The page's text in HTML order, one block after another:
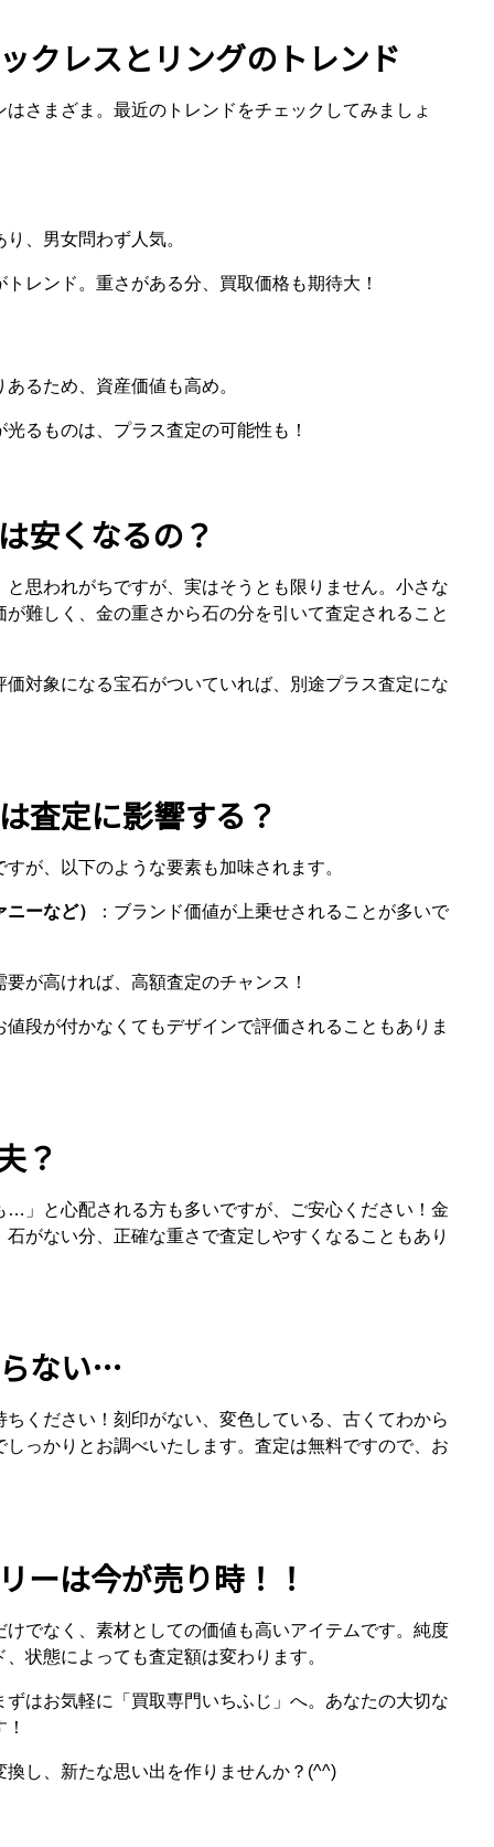
クレスとリングのトレンド
さまざま。最近のトレンドをチェックしてみましょ
、男女問わず人気。
レンド。重さがある分、買取価格も期待大！
るため、資産価値も高め。
るものは、プラス査定の可能性も！
安くなるの？
思われがちですが、実はそうとも限りません。小さな
難しく、金の重さから石の分を引いて査定されること
対象になる宝石がついていれば、別途プラス査定にな
査定に影響する？
が、以下のような要素も加味されます。
ーなど） ：ブランド価値が上乗せされることが多いで
要が高ければ、高額査定のチャンス！
値段が付かなくてもデザインで評価されることもありま
？
」と心配される方も多いですが、ご安心ください！金
がない分、正確な重さで査定しやすくなることもあり
ない…
ください！刻印がない、変色している、古くてわから
っかりとお調べいたします。査定は無料ですので、お
ーは今が売り時！！
でなく、素材としての価値も高いアイテムです。純度
状態によっても査定額は変わります。
はお気軽に「買取専門いちふじ」へ。あなたの大切な
し、新たな思い出を作りませんか？(^^)